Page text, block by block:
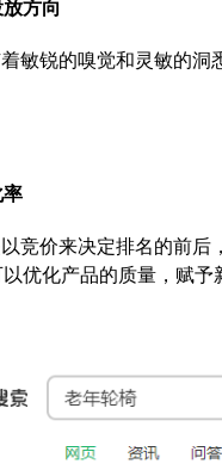
方向
敏锐的嗅觉和灵敏的
率
竞价来决定排名的前
优化产品的质量，赋